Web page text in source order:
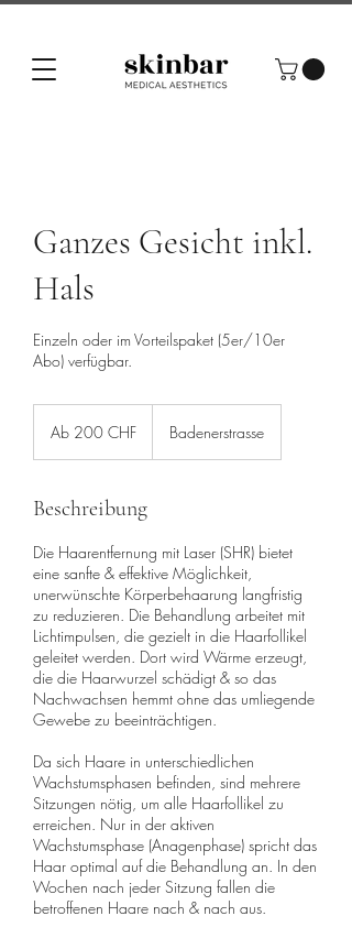
Ganzes Gesicht inkl.
Hals
Einzeln oder im Vorteilspaket (5er/10er
Abo) verfügbar.
Schweizer
Ab 200 CHF Badenerstrasse
Beschreibung
Die Haarentfernung mit Laser (SHR) bietet
eine sanfte & effektive Möglichkeit,
unerwünschte Körperbehaarung langfristig
zu reduzieren. Die Behandlung arbeitet mit
Lichtimpulsen, die gezielt in die Haarfollikel
geleitet werden. Dort wird Wärme erzeugt,
die die Haarwurzel schädigt & so das
Nachwachsen hemmt ohne das umliegende
Gewebe zu beeinträchtigen.
Da sich Haare in unterschiedlichen
Wachstumsphasen befinden, sind mehrere
Sitzungen nötig, um alle Haarfollikel zu
erreichen. Nur in der aktiven
Wachstumsphase (Anagenphase) spricht das
Haar optimal auf die Behandlung an. In den
Wochen nach jeder Sitzung fallen die
betroffenen Haare nach & nach aus.